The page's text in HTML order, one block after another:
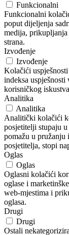
Funkcionalni
Funkcionalni
poput dijeljenja
medija,
strana.
Izvođenje
Izvođenje
Kolačići
indeksa
korisničkog
Analitika
Analitika
Analitički kolačići
posjetitelji stupaju
pomažu u pružanju
posjetitelja, stopi
Oglas
Oglas
Oglasni kolačići
oglase i
web-mjestima i
oglasa.
Drugi
Drugi
Ostali